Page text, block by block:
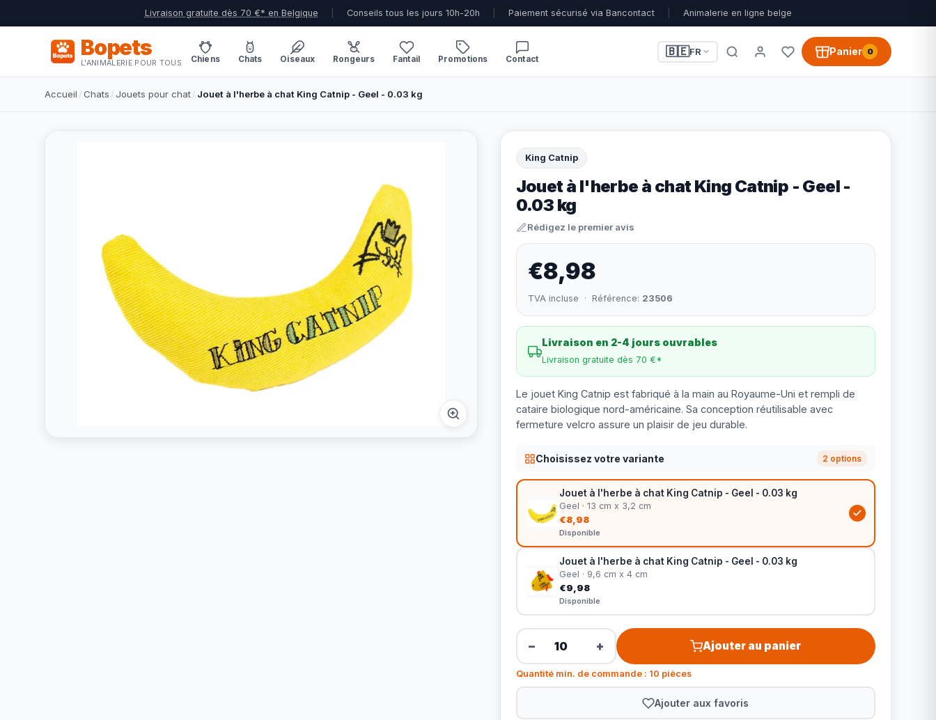
Livraison gratuite dès 70 €* en Belgique Conseils tous les jours 10h-20h Paiement sécurisé via Bancontact Animalerie en ligne belge
Bopets
L'ANIMALERIE POUR TOUS Chiens Chats Oiseaux Rongeurs Fantail Promotions Contact
🇧🇪FR Panier 0
Accueil /Chats /Jouets pour chat/ Jouet à l'herbe à chat King Catnip - Geel - 0.03 kg
King Catnip
Jouet à l'herbe à chat King Catnip - Geel -
0.03 kg
Rédigez le premier avis
€8,98
TVA incluse · Référence: 23506
Livraison en 2-4 jours ouvrables
Livraison gratuite dès 70 €*
Le jouet King Catnip est fabriqué à la main au Royaume-Uni et rempli de
cataire biologique nord-américaine. Sa conception réutilisable avec
fermeture velcro assure un plaisir de jeu durable.
Choisissez votre variante 2 options
Jouet à l'herbe à chat King Catnip - Geel - 0.03 kg
Geel · 13 cm x 3,2 cm
€8,98
Disponible
Jouet à l'herbe à chat King Catnip - Geel - 0.03 kg
Geel · 9,6 cm x 4 cm
€9,98
Disponible
− + Ajouter au panier
Quantité min. de commande : 10 pièces
Ajouter aux favoris